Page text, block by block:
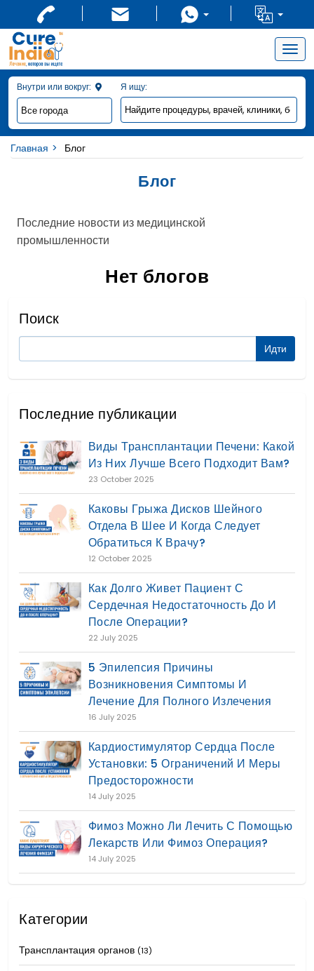
Внутри или вокруг:
Я ищу:
Главная Блог
Блог
Последние новости из медицинской
промышленности
Нет блогов
Поиск
Последние публикации
Виды Трансплантации Печени: Какой
Из Них Лучше Всего Подходит Вам?
23 October 2025
Каковы Грыжа Дисков Шейного
Отдела В Шее И Когда Следует
Обратиться К Врачу?
12 October 2025
Как Долго Живет Пациент С
Сердечная Недостаточность До И
После Операции?
22 July 2025
5 Эпилепсия Причины
Возникновения Симптомы И
Лечение Для Полного Излечения
16 July 2025
Кардиостимулятор Сердца После
Установки: 5 Ограничений И Меры
Предосторожности
14 July 2025
Фимоз Можно Ли Лечить С Помощью
Лекарств Или Фимоз Операция?
14 July 2025
Категории
Трансплантация органов (13)